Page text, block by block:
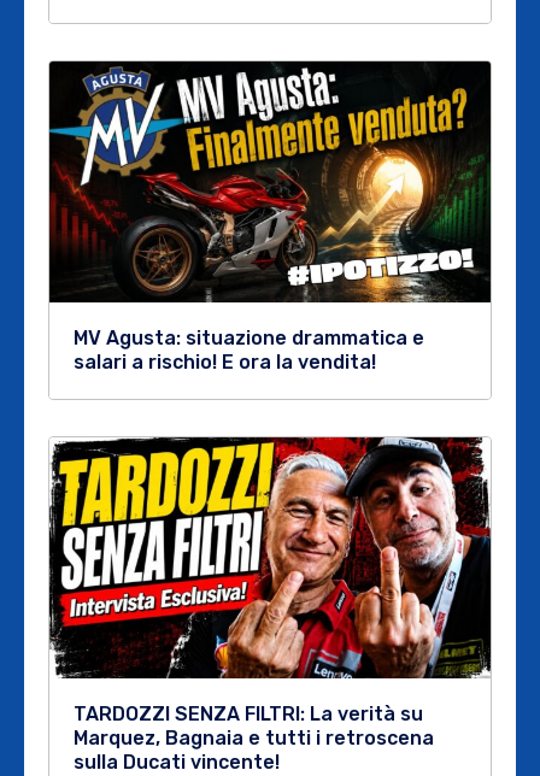
MV Agusta: situazione drammatica e
salari a rischio! E ora la vendita!
TARDOZZI SENZA FILTRI: La verità su
Marquez, Bagnaia e tutti i retroscena
sulla Ducati vincente!